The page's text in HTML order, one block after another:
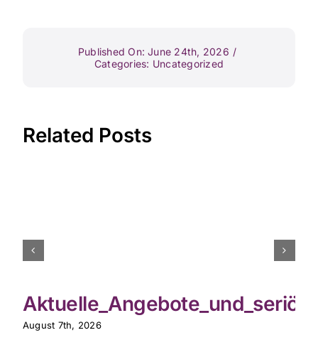
Published On: June 24th, 2026 /
Categories: Uncategorized
Related Posts
August 7th, 2026